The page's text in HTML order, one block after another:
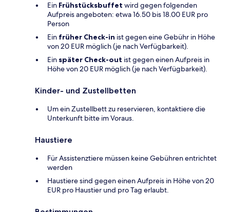
Ein Frühstücksbuffet wird gegen folgenden
Aufpreis angeboten: etwa 16.50 bis 18.00 EUR pro
Person
Ein früher Check-in ist gegen eine Gebühr in Höhe
von 20 EUR möglich (je nach Verfügbarkeit).
Ein später Check-out ist gegen einen Aufpreis in
Höhe von 20 EUR möglich (je nach Verfügbarkeit).
Kinder- und Zustellbetten
Um ein Zustellbett zu reservieren, kontaktiere die
Unterkunft bitte im Voraus.
Haustiere
Für Assistenztiere müssen keine Gebühren entrichtet
werden
Haustiere sind gegen einen Aufpreis in Höhe von 20
EUR pro Haustier und pro Tag erlaubt.